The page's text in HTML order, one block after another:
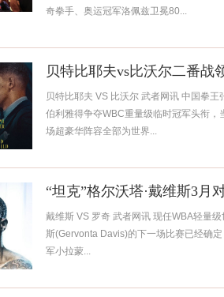
奇拳手、奥运冠军洛佩兹卫冕80...
贝特比耶夫vs比沃尔二番战
贝特比耶夫 VS 比沃尔 武者网讯 中国拳
伯利雅得争夺WBC重量级临时冠军头衔
场超豪华阵容全部为世界...
“坦克”格尔沃塔·戴维斯3月
戴维斯 VS 罗奇 武者网讯 现任WBA轻量
斯(Gervonta Davis)的下一场比赛已经确
军小拉蒙...